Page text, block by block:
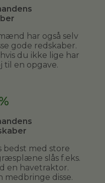
har også selv
gode redskaber.
du ikke lige har
en opgave.
bedst med store
slås f.eks.
en havetraktor.
disse.